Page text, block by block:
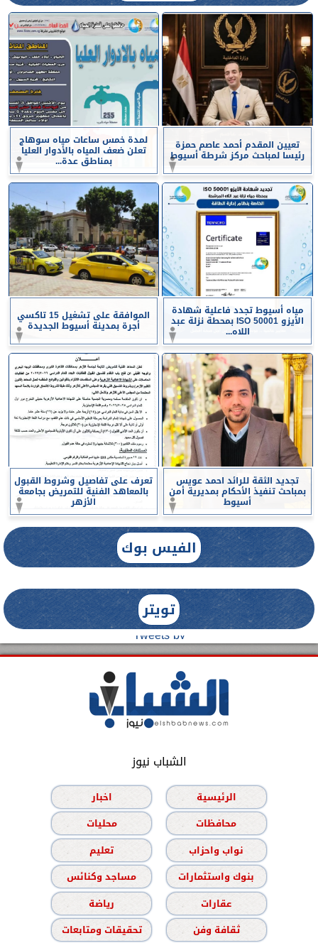
تعيين المقدم أحمد عاصم حمزة
رئيسا لمباحث مركز شرطة أسيوط
لمدة خمس ساعات مياه سوهاج
تعلن ضعف المياه بالأدوار العليا
بمناطق عدة...
مياه أسيوط تجدد فاعلية شهادة
الأيزو ISO 50001 بمحطة نزلة عبد
اللاه...
الموافقة على تشغيل 15 تاكسي
أجرة بمدينة أسيوط الجديدة
تجديد الثقة للرائد احمد عويس
بمباحث تنفيذ الأحكام بمديرية أمن
أسيوط
تعرف على تفاصيل وشروط القبول
بالمعاهد الفنية للتمريض بجامعة
الأزهر
الفيس بوك
تويتر
Tweets by
الشباب نيوز
الرئيسية
اخبار
محافظات
محليات
نواب واحزاب
تعليم
بنوك واستثمارات
مساجد وكنائس
عقارات
رياضة
ثقافة وفن
تحقيقات ومتابعات